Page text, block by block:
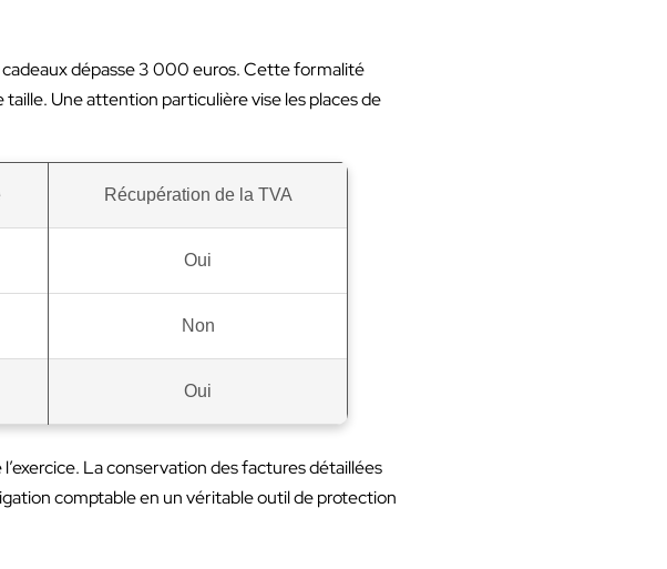
dépasse 3 000 euros. Cette formalité
Une attention particulière vise les places de
Récupération de la TVA
Oui
Non
Oui
La conservation des factures détaillées
comptable en un véritable outil de protection